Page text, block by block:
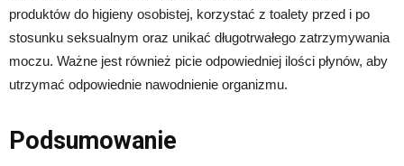
produktów do higieny osobistej, korzystać z toalety przed i po
stosunku seksualnym oraz unikać długotrwałego zatrzymywania
moczu. Ważne jest również picie odpowiedniej ilości płynów, aby
utrzymać odpowiednie nawodnienie organizmu.
Podsumowanie